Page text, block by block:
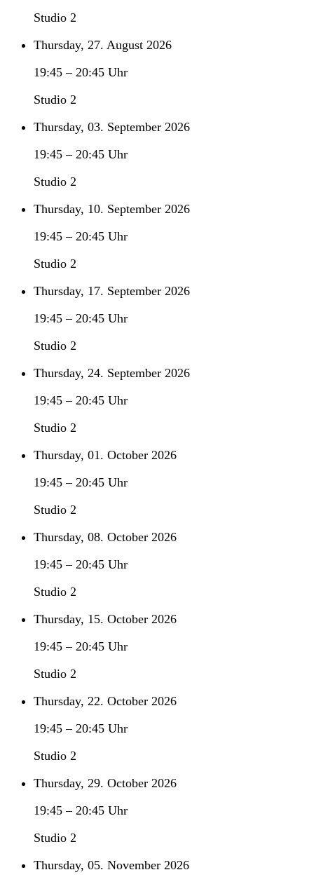
Studio 2
Thursday, 27. August 2026
19:45 – 20:45 Uhr
Studio 2
Thursday, 03. September 2026
19:45 – 20:45 Uhr
Studio 2
Thursday, 10. September 2026
19:45 – 20:45 Uhr
Studio 2
Thursday, 17. September 2026
19:45 – 20:45 Uhr
Studio 2
Thursday, 24. September 2026
19:45 – 20:45 Uhr
Studio 2
Thursday, 01. October 2026
19:45 – 20:45 Uhr
Studio 2
Thursday, 08. October 2026
19:45 – 20:45 Uhr
Studio 2
Thursday, 15. October 2026
19:45 – 20:45 Uhr
Studio 2
Thursday, 22. October 2026
19:45 – 20:45 Uhr
Studio 2
Thursday, 29. October 2026
19:45 – 20:45 Uhr
Studio 2
Thursday, 05. November 2026